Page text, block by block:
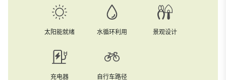
太阳能就绪 水循环利用 景观设计
充电器 自行车路径